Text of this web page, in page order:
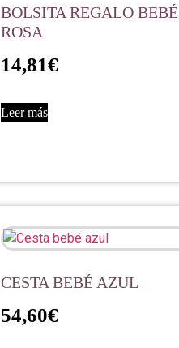
BOLSITA REGALO BEBÉ
ROSA
14,81€
Leer más
CESTA BEBÉ AZUL
54,60€